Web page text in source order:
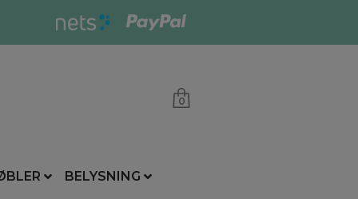
0
BELYSNING